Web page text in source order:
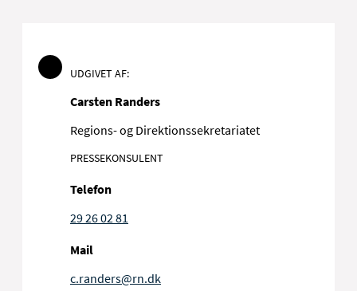
UDGIVET AF:
Carsten Randers
Regions- og Direktionssekretariatet
PRESSEKONSULENT
Telefon
29 26 02 81
Mail
c.randers@rn.dk